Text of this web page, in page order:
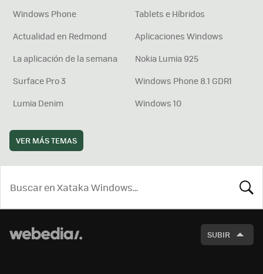
Windows Phone
Tablets e Híbridos
Actualidad en Redmond
Aplicaciones Windows
La aplicación de la semana
Nokia Lumia 925
Surface Pro 3
Windows Phone 8.1 GDR1
Lumia Denim
Windows 10
VER MÁS TEMAS
SUBIR